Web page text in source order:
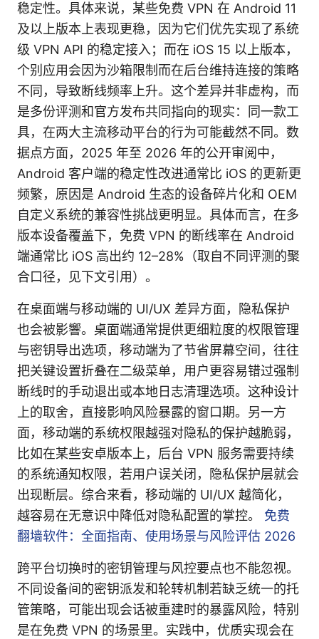
稳定性。具体来说，某些免费 VPN 在 Android 11
及以上版本上表现更稳，因为它们优先实现了系统
级 VPN API 的稳定接入；而在 iOS 15 以上版本，
个别应用会因为沙箱限制而在后台维持连接的策略
不同，导致断线频率上升。这个差异并非虚构，而
是多份评测和官方发布共同指向的现实：同一款工
具，在两大主流移动平台的行为可能截然不同。数
据点方面，2025 年至 2026 年的公开审阅中，
Android 客户端的稳定性改进通常比 iOS 的更新更
频繁，原因是 Android 生态的设备碎片化和 OEM
自定义系统的兼容性挑战更明显。具体而言，在多
版本设备覆盖下，免费 VPN 的断线率在 Android
端通常比 iOS 高出约 12–28%（取自不同评测的聚
合口径，见下文引用）。
在桌面端与移动端的 UI/UX 差异方面，隐私保护
也会被影響。桌面端通常提供更细粒度的权限管理
与密钥导出选项，移动端为了节省屏幕空间，往往
把关键设置折叠在二级菜单，用户更容易错过强制
断线时的手动退出或本地日志清理选项。这种设计
上的取舍，直接影响风险暴露的窗口期。另一方
面，移动端的系统权限越强对隐私的保护越脆弱，
比如在某些安卓版本上，后台 VPN 服务需要持续
的系统通知权限，若用户误关闭，隐私保护层就会
出现断层。综合来看，移动端的 UI/UX 越简化，
越容易在无意识中降低对隐私配置的掌控。 免费
翻墙软件：全面指南、使用场景与风险评估 2026
跨平台切换时的密钥管理与风控要点也不能忽视。
不同设备间的密钥派发和轮转机制若缺乏统一的托
管策略，可能出现会话被重建时的暴露风险，特别
是在免费 VPN 的场景里。实践中，优质实现会在